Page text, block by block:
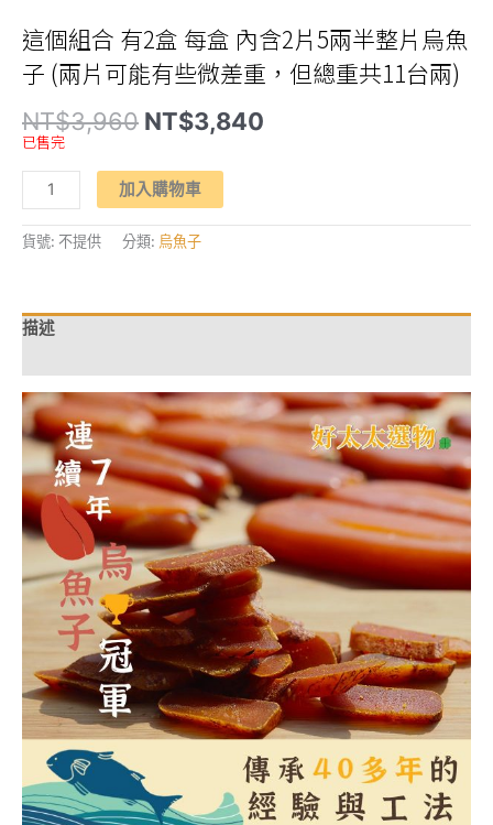
這個組合 有2盒 每盒 內含2片5兩半整片烏魚
子 (兩片可能有些微差重，但總重共11台兩)
NT$3,960 原
始
格：
NT$3,960。
NT$3,840
已售完
【七
烏
金】
北
港
信
烏
(五
兩
半
禮
盒、
八
兩
禮
盒)
數
量
加入購物車
貨號: 不提供 分類: 烏魚子
描述